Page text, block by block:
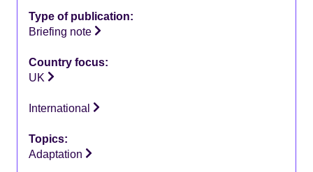
Type of publication:
Briefing note
Country focus:
UK
International
Topics:
Adaptation